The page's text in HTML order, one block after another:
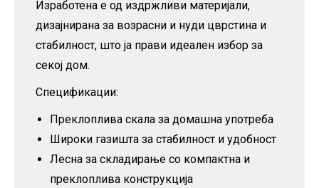
Изработена е од издржливи материјали,
дизајнирана за возрасни и нуди цврстина и
стабилност, што ја прави идеален избор за
секој дом.
Спецификации:
Преклоплива скала за домашна употреба
Широки газишта за стабилност и удобност
Лесна за складирање со компактна и
преклоплива конструкција